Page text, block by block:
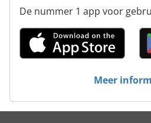
De nummer 1 app voor
Meer